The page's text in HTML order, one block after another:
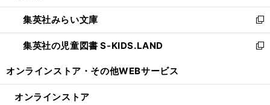
開
く
ウ
で
開
く
ン
ド
ウ
で
ウ
ィ
ン
ド
開
集英社みらい文庫
新
し
い
ン
集英社の児童図書 S-KIDS.LAND
新
ウ
オンラインストア・ その他WEBサービス
オンラインストア